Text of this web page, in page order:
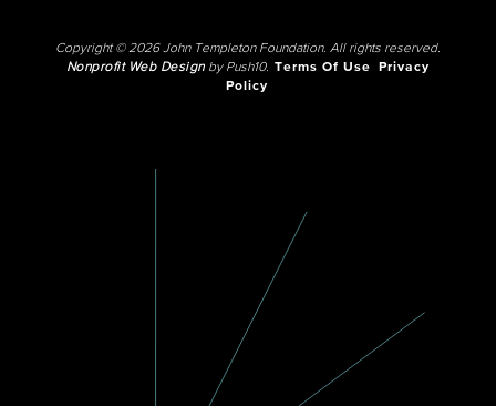
Copyright © 2026 John Templeton Foundation. All rights reserved.
Nonprofit Web Designby Push10. Terms Of Use
Privacy
Policy